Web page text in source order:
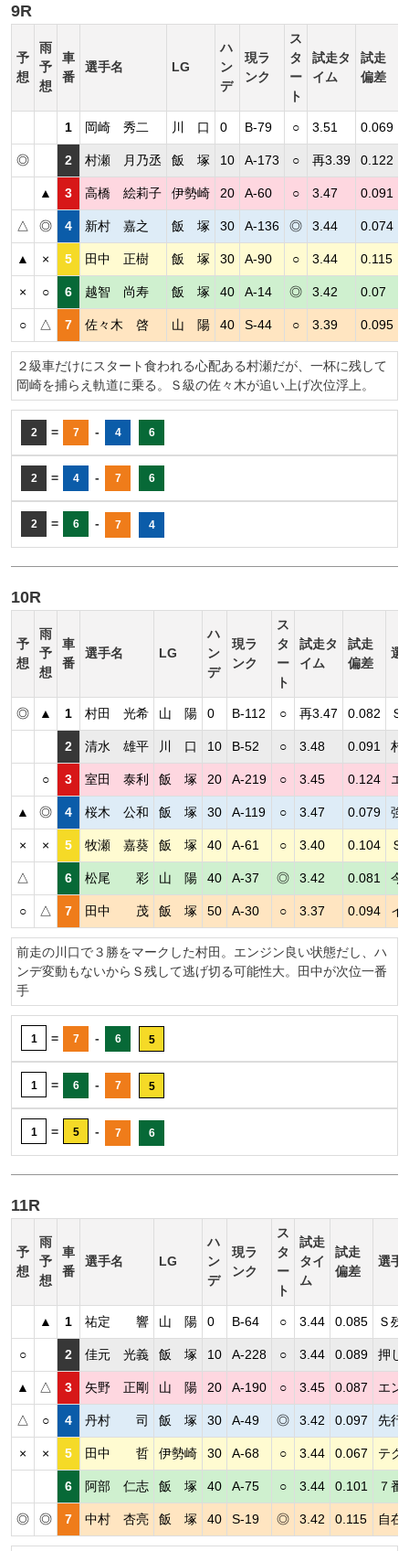
9R
予
想
雨
予
想
車
番
選手名 LG
ハ
ン
デ
現ラ
ンク
ス
タ
ー
ト
試走タ
イム
試走
偏差
1 岡崎 秀二 川 口 0 B-79 ○ 3.51 0.069
◎ 2 村瀬 月乃丞 飯 塚 10 A-173 ○ 再3.39 0.122
▲ 3 高橋 絵莉子 伊勢崎 20 A-60 ○ 3.47 0.091
△ ◎ 4 新村 嘉之 飯 塚 30 A-136 ◎ 3.44 0.074
▲ × 5 田中 正樹 飯 塚 30 A-90 ○ 3.44 0.115
× ○ 6 越智 尚寿 飯 塚 40 A-14 ◎ 3.42 0.07
○ △ 7 佐々木 啓 山 陽 40 S-44 ○ 3.39 0.095
２級車だけにスタート食われる心配ある村瀬だが、一杯に残して
岡崎を捕らえ軌道に乗る。Ｓ級の佐々木が追い上げ次位浮上。
2 = 7 - 4 6
2 = 4 - 7 6
2 = 6 - 7 4
10R
予
想
雨
予
想
車
番
選手名 LG
ハ
ン
デ
現ラ
ンク
ス
タ
ー
ト
試走タ
イム
試走
偏差
選
◎ ▲ 1 村田 光希 山 陽 0 B-112 ○ 再3.47 0.082 Ｓ
2 清水 雄平 川 口 10 B-52 ○ 3.48 0.091 村
○ 3 室田 泰利 飯 塚 20 A-219 ○ 3.45 0.124 エ
▲ ◎ 4 桜木 公和 飯 塚 30 A-119 ○ 3.47 0.079 強
× × 5 牧瀬 嘉葵 飯 塚 40 A-61 ○ 3.40 0.104 Ｓ
△ 6 松尾 彩 山 陽 40 A-37 ◎ 3.42 0.081 今
○ △ 7 田中 茂 飯 塚 50 A-30 ○ 3.37 0.094 イ
前走の川口で３勝をマークした村田。エンジン良い状態だし、ハ
ンデ変動もないからＳ残して逃げ切る可能性大。田中が次位一番
手
1 = 7 - 6 5
1 = 6 - 7 5
1 = 5 - 7 6
11R
予
想
雨
予
想
車
番
選手名 LG
ハ
ン
デ
現ラ
ンク
ス
タ
ー
ト
試走
タイ
ム
試走
偏差
選手
▲ 1 祐定 響 山 陽 0 B-64 ○ 3.44 0.085 Ｓ残
○ 2 佳元 光義 飯 塚 10 A-228 ○ 3.44 0.089 押し
▲ △ 3 矢野 正剛 山 陽 20 A-190 ○ 3.45 0.087 エン
△ ○ 4 丹村 司 飯 塚 30 A-49 ◎ 3.42 0.097 先行
× × 5 田中 哲 伊勢崎 30 A-68 ○ 3.44 0.067 テク
6 阿部 仁志 飯 塚 40 A-75 ○ 3.44 0.101 ７番
◎ ◎ 7 中村 杏亮 飯 塚 40 S-19 ◎ 3.42 0.115 自在